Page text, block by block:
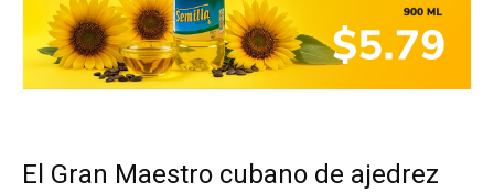
El Gran Maestro cubano de ajedrez